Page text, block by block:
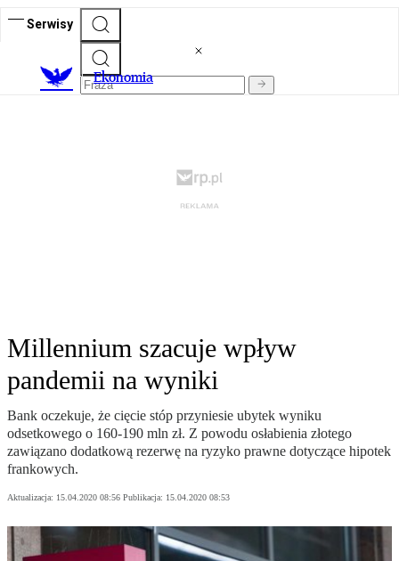
Serwisy
Ekonomia
Millennium szacuje wpływ
pandemii na wyniki
Bank oczekuje, że cięcie stóp przyniesie ubytek wyniku
odsetkowego o 160-190 mln zł. Z powodu osłabienia złotego
zawiązano dodatkową rezerwę na ryzyko prawne dotyczące hipotek
frankowych.
Aktualizacja: 15.04.2020 08:56 Publikacja: 15.04.2020 08:53